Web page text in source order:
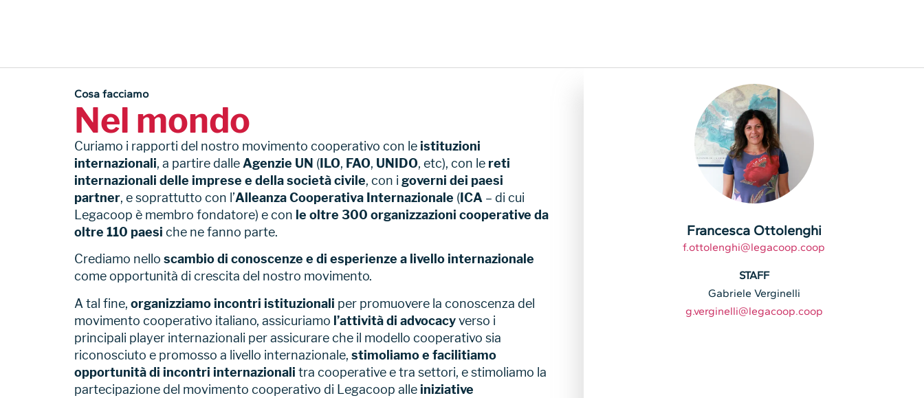
Cosa facciamo
Nel mondo
Curiamo i rapporti del nostro movimento cooperativo con le istituzioni
internazionali, a partire dalle Agenzie UN (ILO, FAO, UNIDO, etc), con le reti
internazionali delle imprese e della società civile, con i governi dei paesi
partner, e soprattutto con l’Alleanza Cooperativa Internazionale (ICA – di cui
Legacoop è membro fondatore) e con le oltre 300 organizzazioni cooperative da
oltre 110 paesi che ne fanno parte.
Crediamo nello scambio di conoscenze e di esperienze a livello internazionale
come opportunità di crescita del nostro movimento.
A tal fine, organizziamo incontri istituzionali per promuovere la conoscenza del
movimento cooperativo italiano, assicuriamo l’attività di advocacyverso i
principali player internazionali per assicurare che il modello cooperativo sia
riconosciuto e promosso a livello internazionale, stimoliamo e facilitiamo
opportunità di incontri internazionali tra cooperative e tra settori, e stimoliamo la
partecipazione del movimento cooperativo di Legacoop alle iniziative
Francesca Ottolenghi
f.ottolenghi@legacoop.coop
STAFF
Gabriele Verginelli
g.verginelli@legacoop.coop